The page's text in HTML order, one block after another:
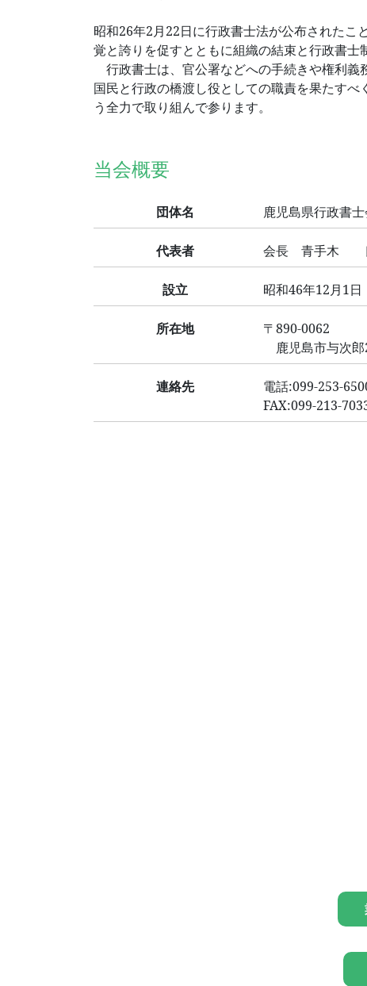
昭和26年2月22日に行政書士法が公布されたこ
覚と誇りを促すとともに組織の結束と行政書士
行政書士は、官公署などへの手続きや権利義
国民と行政の橋渡し役としての職責を果たす
う全力で取り組んで参ります。
当会概要
団体名 鹿児島県行政書
代表者 会長 青手木
設立 昭和46年12月1日
所在地
〒890-0062
鹿児島市与次郎
連絡先
電話:099-253-
FAX:099-213-